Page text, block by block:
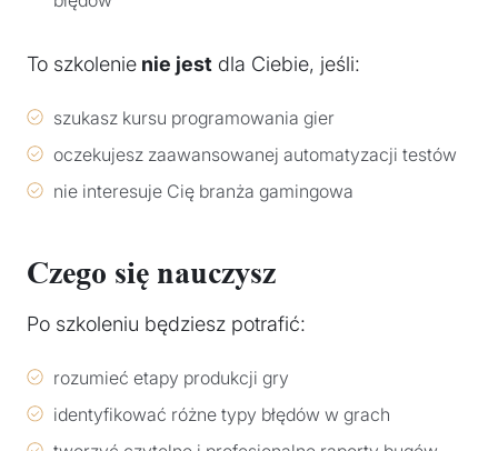
To szkolenie nie jest dla Ciebie, jeśli:
szukasz kursu programowania gier
oczekujesz zaawansowanej automatyzacji testów
nie interesuje Cię branża gamingowa
Czego się nauczysz
Po szkoleniu będziesz potrafić:
rozumieć etapy produkcji gry
identyfikować różne typy błędów w grach